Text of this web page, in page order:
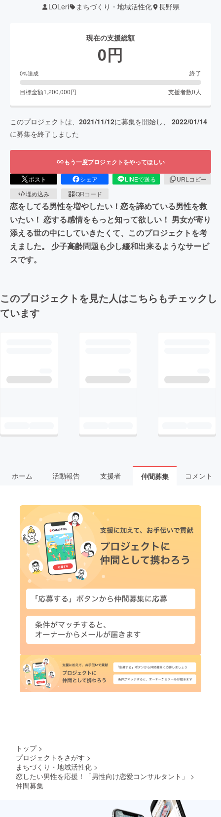
LOLeri まちづくり・地域活性化 長野県
現在の支援総額
0円
0%達成 終了
目標金額1,200,000円 支援者数0人
このプロジェクトは、 2021/11/12に募集を開始し、 2022/01/14
に募集を終了しました
もう一度プロジェクトをやってほしい
ポスト シェア LINEで送る
URLコピー
埋め込み
QRコード
恋をしてる男性を増やしたい！恋を諦めている男性を救
いたい！ 恋する感情をもっと知って欲しい！ 男女が寄り
添える世の中にしていきたくて、このプロジェクトを考
えました。 少子高齢問題も少し緩和出来るようなサービ
スです。
このプロジェクトを見た人はこちらもチェックし
ています
ホーム 活動報告 支援者 仲間募集 コメント
トップ >
プロジェクトをさがす >
まちづくり・地域活性化 >
恋したい男性を応援！「男性向け恋愛コンサルタント」
>
仲間募集